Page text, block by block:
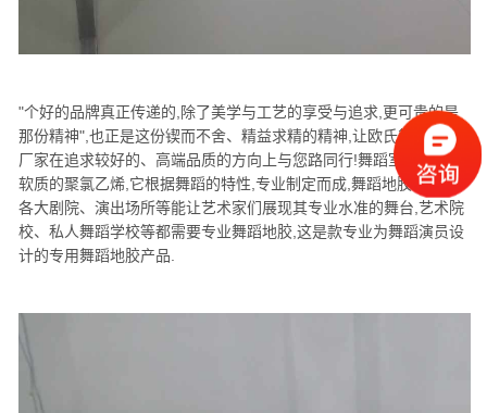
"个好的品牌真正传递的,除了美学与工艺的享受与追求,更可贵的是
那份精神",也正是这份锲而不舍、精益求精的精神,让欧氏舞蹈地胶
厂家在追求较好的、高端品质的方向上与您路同行!舞蹈室地胶是种
软质的聚氯乙烯,它根据舞蹈的特性,专业制定而成,舞蹈地胶适用于
各大剧院、演出场所等能让艺术家们展现其专业水准的舞台,艺术院
校、私人舞蹈学校等都需要专业舞蹈地胶,这是款专业为舞蹈演员设
计的专用舞蹈地胶产品.